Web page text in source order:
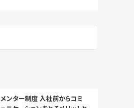
メンター制度 入社前からコミ